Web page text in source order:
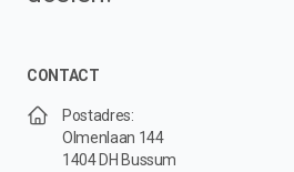
CONTACT
Postadres:
Olmenlaan 144
1404 DH Bussum